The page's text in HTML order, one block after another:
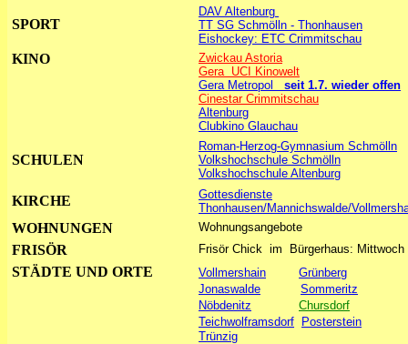
SPORT
DAV Altenburg
TT SG Schmölln - Thonhausen
Eishockey: ETC Crimmitschau
KINO
Zwickau Astoria
Gera UCI Kinowelt
Gera Metropol seit 1.7. wieder offen
Cinestar Crimmitschau
Altenburg
Clubkino Glauchau
SCHULEN
Roman-Herzog-Gymnasium Schmölln
Volkshochschule Schmölln
Volkshochschule Altenburg
KIRCHE
Gottesdienste
Thonhausen/Mannichswalde/
WOHNUNGEN Wohnungsangebote
FRISÖR Frisör Chick im Bürgerhaus: Mittwoch
STÄDTE UND ORTE Vollmershain
Grünberg
Jonaswalde
Sommeritz
Nöbdenitz
Chursdorf
Teichwolframsdorf
Posterstein
Trünzig